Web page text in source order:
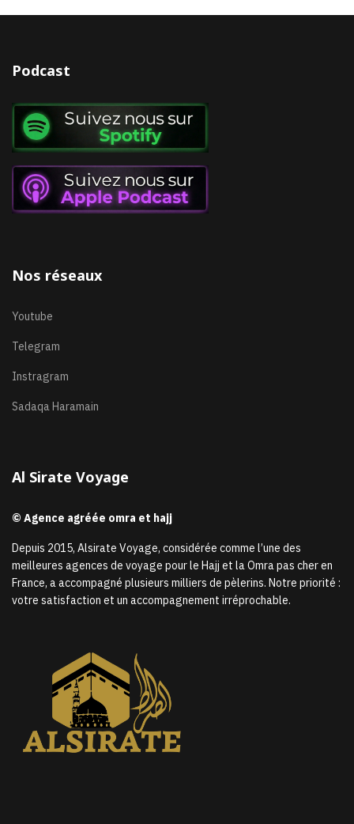
Podcast
Nos réseaux
Youtube
Telegram
Instragram
Sadaqa Haramain
Al Sirate Voyage
© Agence agréée omra et hajj
Depuis 2015, Alsirate Voyage, considérée comme l’une des
meilleures agences de voyage pour le Hajj et la Omra pas cher en
France, a accompagné plusieurs milliers de pèlerins. Notre priorité :
votre satisfaction et un accompagnement irréprochable.